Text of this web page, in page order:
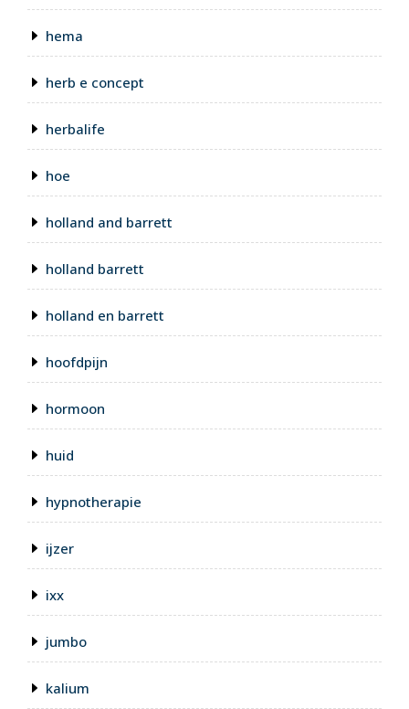
hema
herb e concept
herbalife
hoe
holland and barrett
holland barrett
holland en barrett
hoofdpijn
hormoon
huid
hypnotherapie
ijzer
ixx
jumbo
kalium